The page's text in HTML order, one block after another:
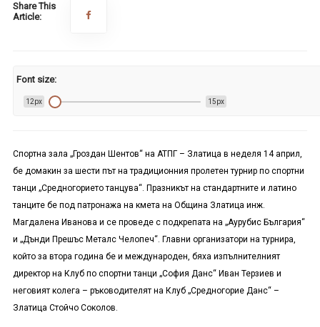
Share This
Article:
Font size:
12px 15px
Спортна зала „Гроздан Шентов“ на АТПГ – Златица в неделя 14 април,
бе домакин за шести път на традиционния пролетен турнир по спортни
танци „Средногорието танцува“. Празникът на стандартните и латино
танците бе под патронажа на кмета на Община Златица инж.
Магдалена Иванова и се проведе с подкрепата на „Аурубис България“
и „Дънди Прешъс Металс Челопеч“. Главни организатори на турнира,
който за втора година бе и международен, бяха изпълнителният
директор на Клуб по спортни танци „София Данс“ Иван Терзиев и
неговият колега – ръководителят на Клуб „Средногорие Данс“ –
Златица Стойчо Соколов.